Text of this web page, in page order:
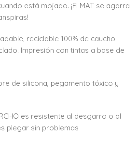
está mojado. ¡El MAT se agarra
reciclable 100% de caucho
Impresión con tintas a base de
de silicona, pegamento tóxico y
es resistente al desgarro o al
plegar sin problemas